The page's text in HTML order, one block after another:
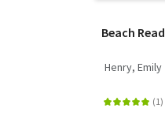
Beach Read
Henry, Emily